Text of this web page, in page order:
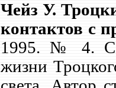
Чейз У.
контактов с
1995. № 4.
жизни